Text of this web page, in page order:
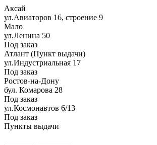
Аксай
ул.Авиаторов 16, строение 9
Мало
ул.Ленина 50
Под заказ
Атлант (Пункт выдачи)
ул.Индустриальная 17
Под заказ
Ростов-на-Дону
бул. Комарова 28
Под заказ
ул.Космонавтов 6/13
Под заказ
Пункты выдачи